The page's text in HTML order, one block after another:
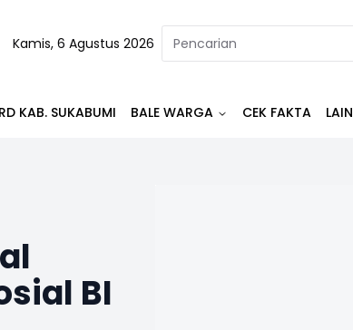
Kamis, 6 Agustus 2026
KAB. SUKABUMI BALE WARGA CEK FAKTA
BI